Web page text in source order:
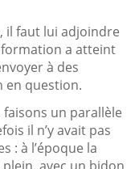
il faut lui adjoindre
a atteint
à des
en question.
un parallèle
il n’y avait pas
: à l’époque la